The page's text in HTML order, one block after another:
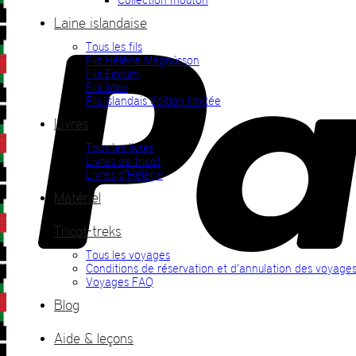
Laine islandaise
Tous les fils
Fils Hélène Magnússon
Fils Einrúm
Fils Ístex
Fils islandais édition limitée
Livres
Tous les livres
Livres de tricot
Livres d’Hélène
Matériel
Tricot-treks
Tous les voyages
Conditions de réservation et d’annulation des voyages
Voyages FAQ
Blog
Aide & leçons